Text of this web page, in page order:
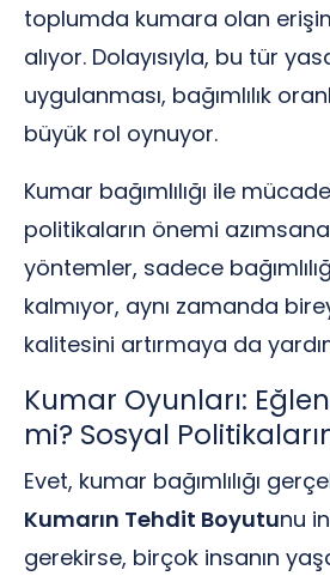
toplumda kumara olan
alıyor. Dolayısıyla, bu tür
uygulanması, bağımlılık
büyük rol oynuyor.
Kumar bağımlılığı ile
politikaların önemi
yöntemler, sadece
kalmıyor, aynı zamanda
kalitesini artırmaya da
Kumar Oyunları:
mi? Sosyal
Evet, kumar bağımlılığı
Kumarın Tehdit Boyutunu
gerekirse, birçok insanın